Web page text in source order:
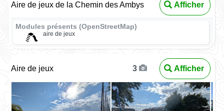
Aire de jeux de la Chemin des Ambys Afficher
Modules présents (OpenStreetMap)
aire de jeux
Aire de jeux 3 Afficher